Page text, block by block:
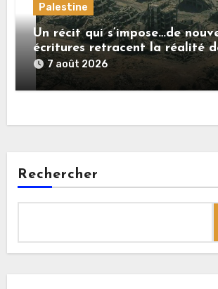
Palestine
Un récit qui s’impose…de
écritures retracent la réalité
sionistes à Gaza
7 août 2026
Rechercher